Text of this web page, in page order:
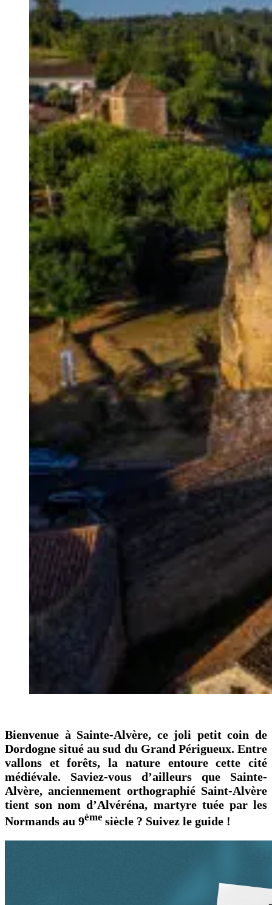
Bienvenue à Sainte-Alvère, ce joli petit coin de
Dordogne situé au sud du Grand Périgueux. Entre
vallons et forêts, la nature entoure cette cité
médiévale. Saviez-vous d’ailleurs que Sainte-
Alvère, anciennement orthographié Saint-Alvère
tient son nom d’Alvéréna, martyre tuée par les
Normands au 9ème siècle ? Suivez le guide !